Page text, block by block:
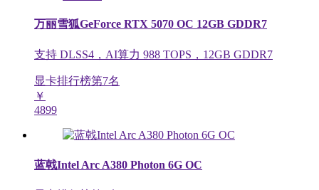
万丽雪狐GeForce RTX 5070 OC 12GB GDDR7
支持 DLSS4，AI算力 988 TOPS，12GB GDDR7
显卡排行榜第7名
￥
4899
蓝戟Intel Arc A380 Photon 6G OC